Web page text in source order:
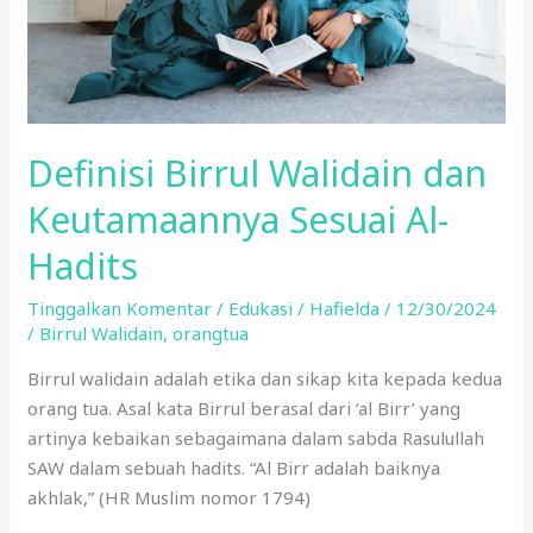
Definisi Birrul Walidain dan
Keutamaannya Sesuai Al-
Hadits
Tinggalkan Komentar / Edukasi / Hafielda/ 12/30/2024
/ Birrul Walidain,orangtua
Birrul walidain adalah etika dan sikap kita kepada kedua
orang tua. Asal kata Birrul berasal dari ‘al Birr’ yang
artinya kebaikan sebagaimana dalam sabda Rasulullah
SAW dalam sebuah hadits. “Al Birr adalah baiknya
akhlak,” (HR Muslim nomor 1794)
Hadits